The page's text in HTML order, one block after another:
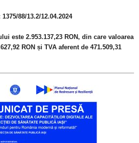
1375/88/13.2/12.04.2024
este 2.953.137,23 RON, din care valoarea
RON și TVA aferent de 471.509,31